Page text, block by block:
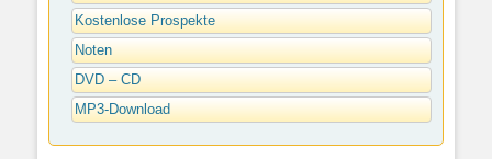
Kostenlose Prospekte
Noten
DVD – CD
MP3-Download